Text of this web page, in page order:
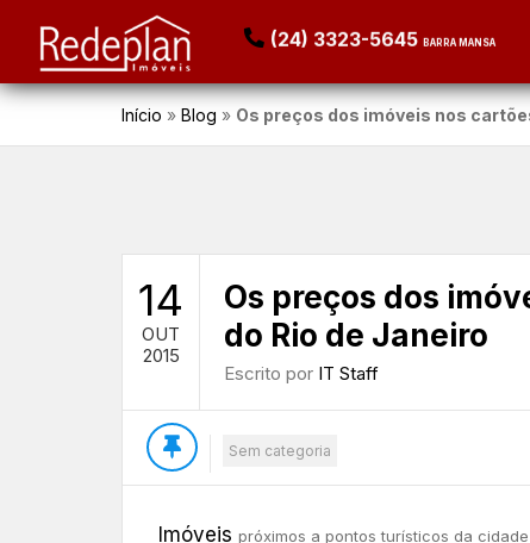
(24) 3323-5645BARRA MANSA
Início » Blog » Os preços dos imóveis nos
14
OUT
2015
Os preços dos
do Rio de Janeiro
Escrito por IT Staff
Sem categoria
Imóveis próximos a pontos turísticos da